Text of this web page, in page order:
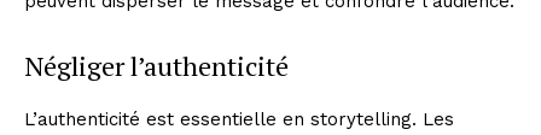
Négliger l’authenticité
L’authenticité est essentielle en storytelling. Les